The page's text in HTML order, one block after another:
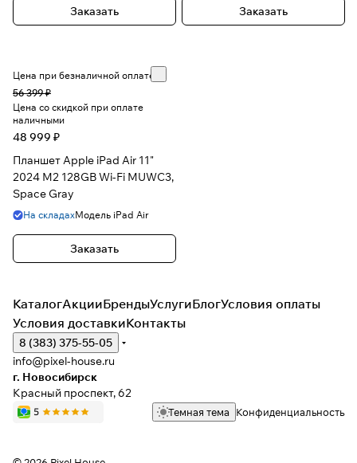
Заказать Заказать
Цена при безналичной оплате
56 399 ₽
Цена со скидкой при оплате
наличными
48 999 ₽
Планшет Apple iPad Air 11"
2024 M2 128GB Wi-Fi MUWC3,
Space Gray
На складахМодель iPad Air
Заказать
КаталогАкцииБрендыУслугиБлогУсловия оплаты
Условия доставкиКонтакты
8 (383) 375-55-05
info@pixel-house.ru
г. Новосибирск
Красный проспект, 62
Темная тема Конфиденциальность